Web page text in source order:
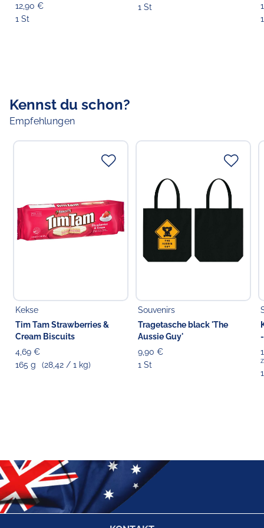
12,90 €
1 St
1 St
Kennst du schon?
Empfehlungen
Kekse
Tim Tam Strawberries &
Cream Biscuits
4,69 €
165 g
(28,42 / 1 kg)
Souvenirs
Tragetasche black 'The
Aussie Guy'
9,90 €
1 St